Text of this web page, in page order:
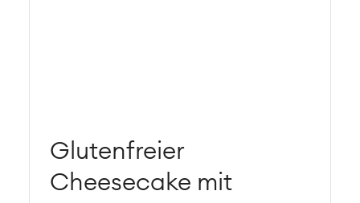
Glutenfreier
Cheesecake mit